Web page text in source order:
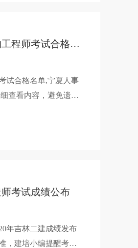
2020年宁夏一级结构工程师考试合格名单已公布
试合格名单,宁夏人事
查看内容，避免遗漏
，希望对大家有帮
考试成绩公布
年吉林二建成绩发布
，建培小编提醒考生